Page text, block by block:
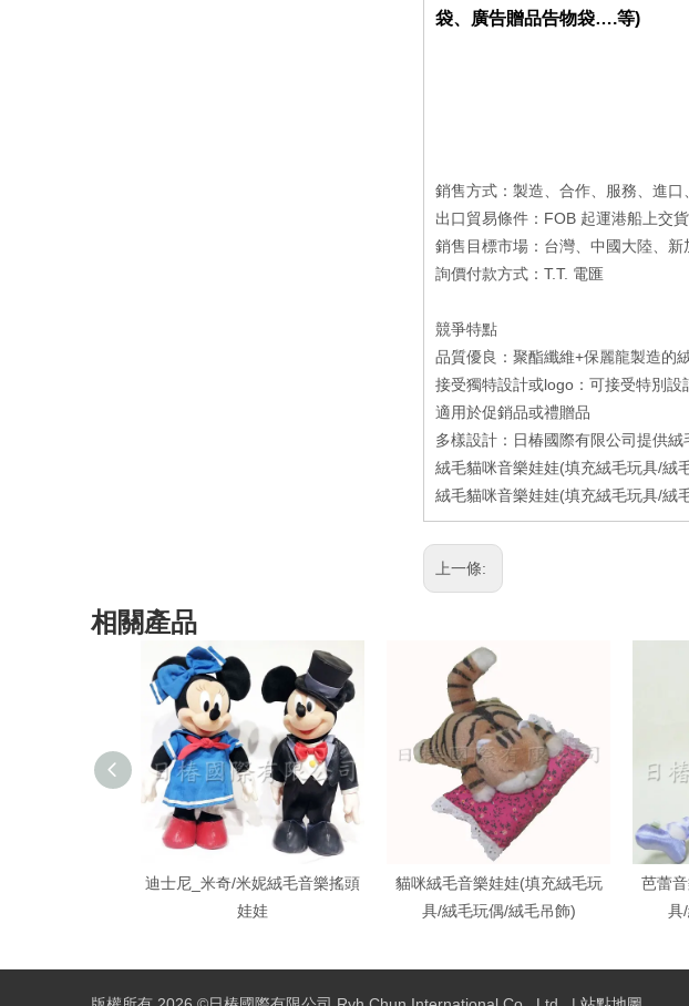
袋、廣告贈品告物袋….等)
銷售方式：製造、合作、服務、進口
出口貿易條件：FOB 起運港船上交
銷售目標市場：台灣、中國大陸、新
詢價付款方式：T.T. 電匯
競爭特點
品質優良：聚酯纖維+保麗龍製造的
接受獨特設計或logo：可接受特別設
適用於促銷品或禮贈品
多樣設計：日椿國際有限公司提供
絨毛貓咪音樂娃娃(填充絨毛玩具/絨
絨毛貓咪音樂娃娃(填充絨毛玩具/絨
上一條:
相關產品
迪士尼_米奇/米妮絨毛音樂搖頭
娃娃
貓咪絨毛音樂娃娃(填充絨毛玩
具/絨毛玩偶/絨毛吊飾)
芭蕾
具